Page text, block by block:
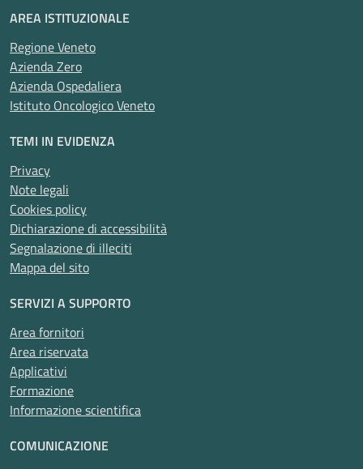
AREA ISTITUZIONALE
Regione Veneto
Azienda Zero
Azienda Ospedaliera
Istituto Oncologico Veneto
TEMI IN EVIDENZA
Privacy
Note legali
Cookies policy
Dichiarazione di accessibilità
Segnalazione di illeciti
Mappa del sito
SERVIZI A SUPPORTO
Area fornitori
Area riservata
Applicativi
Formazione
Informazione scientifica
COMUNICAZIONE